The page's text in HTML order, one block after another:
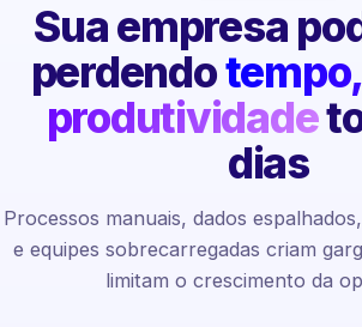
Sua empresa
perdendo
produtividade
dias
Processos manuais, dados
e equipes sobrecarregadas criam
limitam o crescimento da